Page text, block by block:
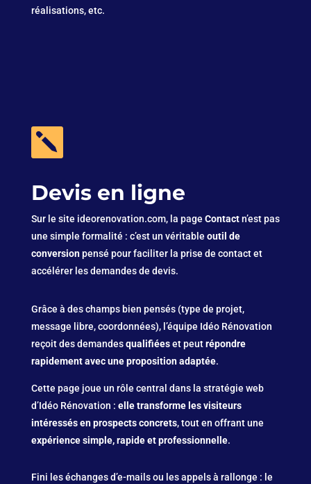
réalisations, etc.

Devis en ligne
Sur le site ideorenovation.com, la page Contactn’est pas
une simple formalité : c’est un véritable outil de
conversionpensé pour faciliter la prise de contact et
accélérer les demandes de devis.
Grâce à des champs bien pensés (type de projet,
message libre, coordonnées), l’équipe Idéo Rénovation
reçoit des demandesqualifiéeset peutrépondre
rapidement avec une proposition adaptée.
Cette page joue un rôle central dans la stratégie web
d’Idéo Rénovation : elle transforme les visiteurs
intéressés en prospects concrets, tout en offrant une
expérience simple, rapide et professionnelle.
Fini les échanges d’e-mails ou les appels à rallonge : le